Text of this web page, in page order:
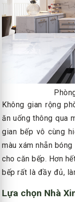
Không gian rộng
ăn uống thông qua
gian bếp vô cùng
màu xám nhẵn
cho căn bếp. Hơn
bếp rất là đầy đủ,
Lựa chọn Nhà